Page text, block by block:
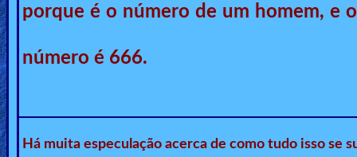
Believers
Heaven
Hell
porque é o número de um homem, e
número é 666.
Há muita especulação acerca de como tudo isso se